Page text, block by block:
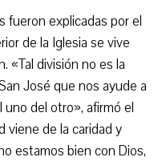
fueron explicadas por el
de la Iglesia se vive
«Tal división no es la
José que nos ayude a
del otro», afirmó el
viene de la caridad y
estamos bien con Dios,